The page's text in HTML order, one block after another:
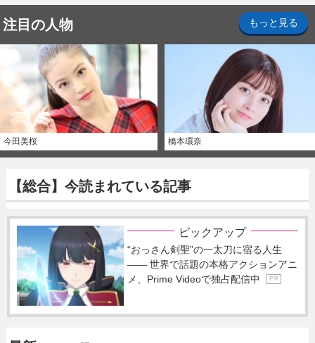
注目の人物 もっと見る
今田美桜 橋本環奈
【総合】今読まれている記事
ピックアップ
“おっさん剣聖”の一太刀に宿る人生
―― 世界で話題の本格アクションアニ
メ、Prime Videoで独占配信中
P R